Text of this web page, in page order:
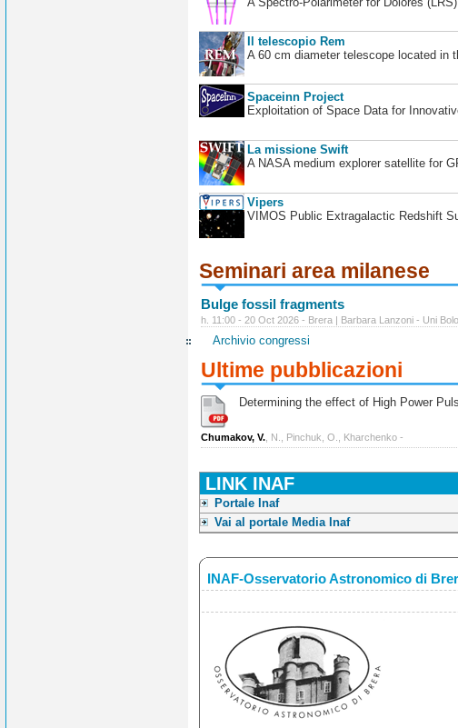
Il telescopio Rem
A 60 cm diameter telescope located in
Spaceinn Project
Exploitation of Space Data for
La missione Swift
A NASA medium explorer satellite for
Vipers
VIMOS Public Extragalactic Redshift
Seminari area milanese
Bulge fossil fragments
h. 11:00 - 20 Oct 2026 - Brera | Barbara Lanzoni - Uni
Archivio congressi
Ultime pubblicazioni
Determining the effect of High Power
Chumakov, V. , N., Pinchuk, O., Kharchenko -
LINK INAF
Portale Inaf
Vai al portale Media Inaf
INAF-Osservatorio Astronomico di